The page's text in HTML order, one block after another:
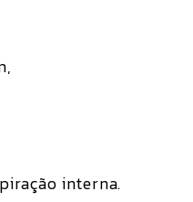
interna.